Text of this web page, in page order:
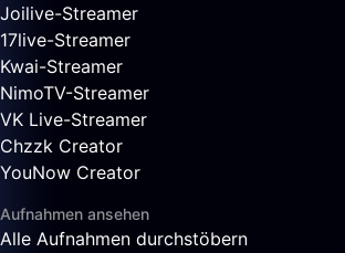
Joilive-Streamer
17live-Streamer
Kwai-Streamer
NimoTV-Streamer
VK Live-Streamer
Chzzk Creator
YouNow Creator
Aufnahmen ansehen
Alle Aufnahmen durchstöbern